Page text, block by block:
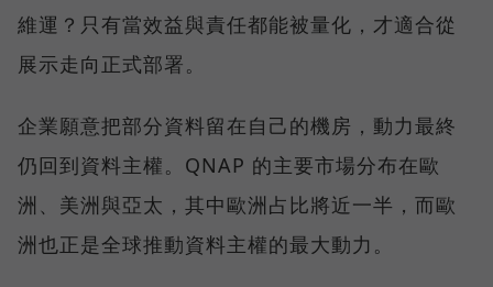
維運？只有當效益與責任都能被量化，才適合從
展示走向正式部署。
企業願意把部分資料留在自己的機房，動力最終
仍回到資料主權。QNAP 的主要市場分布在歐
洲、美洲與亞太，其中歐洲占比將近一半，而歐
洲也正是全球推動資料主權的最大動力。